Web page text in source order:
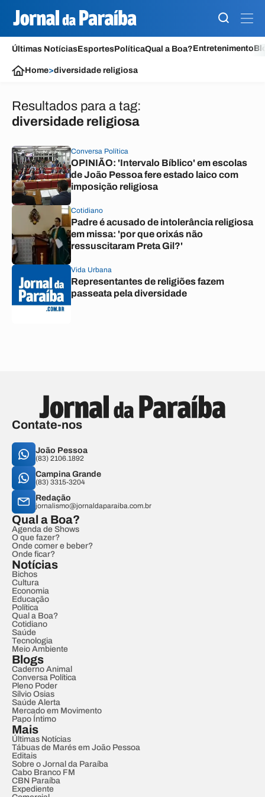
Últimas NotíciasEsportesPolíticaQual a Boa?Entretenimento
Home>diversidade religiosa
Resultados para a tag:
diversidade religiosa
Conversa Política
OPINIÃO: 'Intervalo Bíblico' em escolas
de João Pessoa fere estado laico com
imposição religiosa
Cotidiano
Padre é acusado de intolerância religiosa
em missa: 'por que orixás não
ressuscitaram Preta Gil?'
Vida Urbana
Representantes de religiões fazem
passeata pela diversidade
Contate-nos
João Pessoa
(83) 2106.1892
Campina Grande
(83) 3315-3204
Redação
jornalismo@jornaldaparaiba.com.br
Qual a Boa?
Agenda de Shows
O que fazer?
Onde comer e beber?
Onde ficar?
Notícias
Bichos
Cultura
Economia
Educação
Política
Qual a Boa?
Cotidiano
Saúde
Tecnologia
Meio Ambiente
Blogs
Caderno Animal
Conversa Política
Pleno Poder
Sílvio Osias
Saúde Alerta
Mercado em Movimento
Papo Íntimo
Mais
Últimas Notícias
Tábuas de Marés em João Pessoa
Editais
Sobre o Jornal da Paraíba
Cabo Branco FM
CBN Paraíba
Expediente